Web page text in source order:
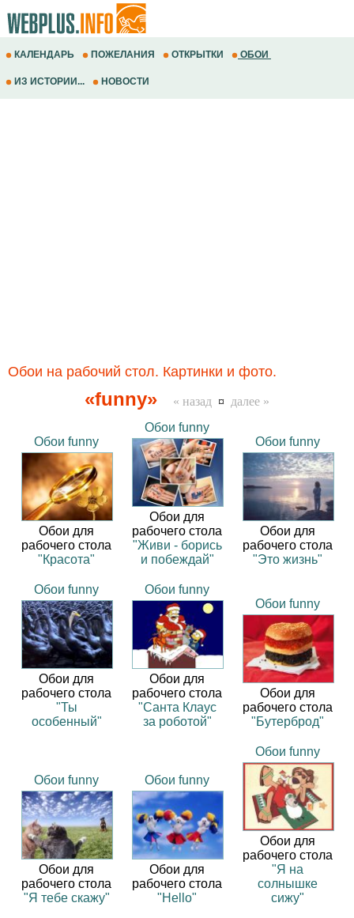
КАЛЕНДАРЬ ПОЖЕЛАНИЯ ОТКРЫТКИ ОБОИ
ИЗ ИСТОРИИ... НОВОСТИ
Обои на рабочий стол. Картинки и фото.
«funny» « назад ¤ далее »
Обои funny
Обои для
рабочего стола
"Красота"
Обои funny
Обои для
рабочего стола
"Живи - борись
и побеждай"
Обои funny
Обои для
рабочего стола
"Это жизнь"
Обои funny
Обои для
рабочего стола
"Ты
особенный"
Обои funny
Обои для
рабочего стола
"Санта Клаус
за роботой"
Обои funny
Обои для
рабочего стола
"Бутерброд"
Обои funny
Обои для
рабочего стола
"Я тебе скажу"
Обои funny
Обои для
рабочего стола
"Hello"
Обои funny
Обои для
рабочего стола
"Я на
солнышке
сижу"